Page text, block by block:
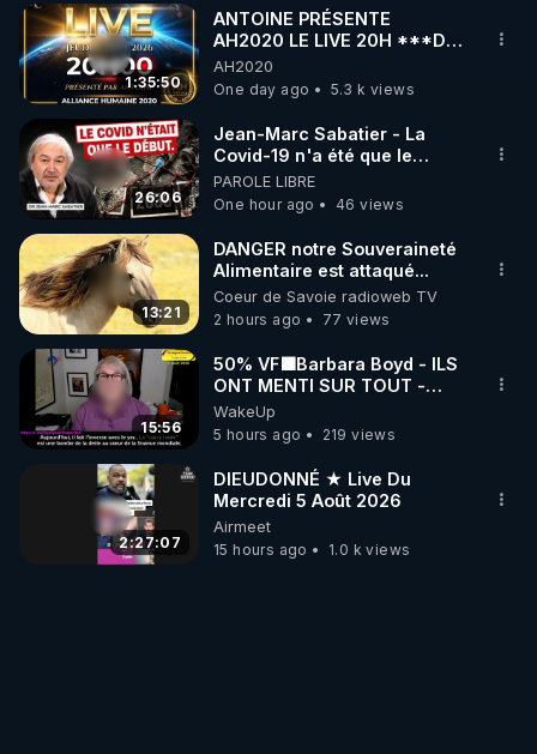
▶ 30 jours gratuit sur l’application de méditation et
de bien-être ENVOL :
Rendez-vous sur https://www.envol.app/code
le code : REGENERE
1:35:50
ANTOINE PRÉSENTE
AH2020 LE LIVE 20H ***DU
06/08/2026***
AH2020
One day ago
5.3 k views
26:06
Jean-Marc Sabatier - La
Covid-19 n'a été que le
début - L'ARN messager
jusqu où ira-t-il ?
PAROLE LIBRE
One hour ago
46 views
13:21
DANGER notre Souveraineté
Alimentaire est attaqué...
Coeur de Savoie radioweb TV
2 hours ago
77 views
15:56
50% VF🟩Barbara Boyd - ILS
ONT MENTI SUR TOUT -
Jocelyne Traduction
WakeUp
5 hours ago
219 views
2:27:07
DIEUDONNÉ ★ Live Du
Mercredi 5 Août 2026
Airmeet
15 hours ago
1.0 k views